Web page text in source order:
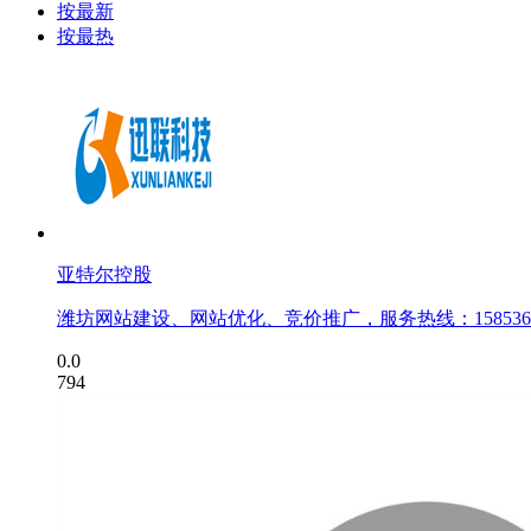
按最新
按最热
亚特尔控股
潍坊网站建设、网站优化、竞价推广，服务热线：
0.0
794